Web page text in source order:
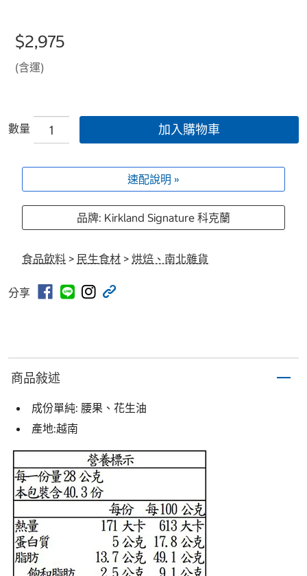
$2,975
(含運)
數量 加入購物車
速配說明 »
品牌: Kirkland Signature 科克蘭
食品飲料 > 民生食材 > 烘焙、南北雜貨
分享
商品敍述
成份單純: 腰果、花生油
產地:越南